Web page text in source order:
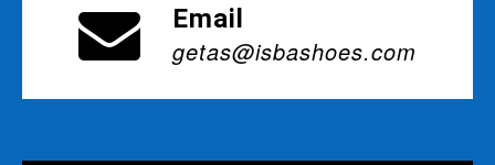
Email
getas@isbashoes.com